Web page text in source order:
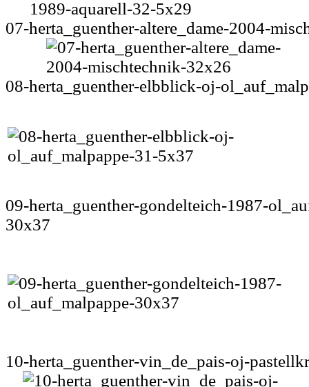
07-herta_guenther-altere_dame-2004-
08-herta_guenther-elbblick-oj-
09-herta_guenther-gondelteich-1987-
30x37
10-herta_guenther-vin_de_pais-oj-